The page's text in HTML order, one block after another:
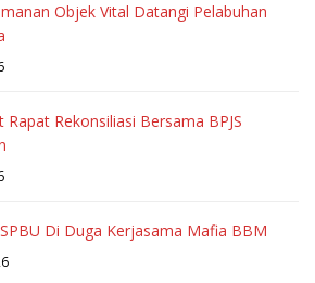
Objek Vital Datangi Pelabuhan
Rapat Rekonsiliasi Bersama BPJS
Di Duga Kerjasama Mafia BBM